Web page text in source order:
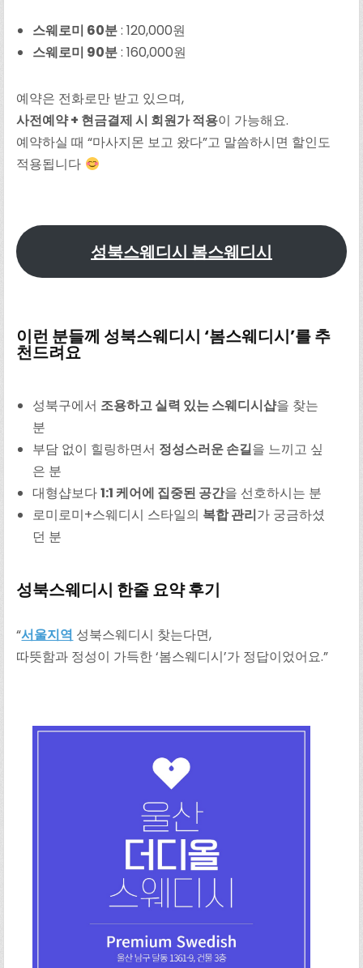
스웨로미 60분: 120,000원
스웨로미 90분: 160,000원
예약은 전화로만 받고 있으며,
사전예약 + 현금결제 시 회원가 적용이 가능해요.
예약하실 때 “마사지몬 보고 왔다”고 말씀하시면 할인도
적용됩니다
성북스웨디시 봄스웨디시
이런 분들께 성북스웨디시 ‘봄스웨디시’를 추
천드려요
성북구에서 조용하고 실력 있는 스웨디시샵을 찾는
분
부담 없이 힐링하면서 정성스러운 손길을 느끼고 싶
은 분
대형샵보다1:1 케어에 집중된 공간을 선호하시는 분
로미로미+스웨디시 스타일의 복합 관리가 궁금하셨
던 분
성북스웨디시 한줄 요약 후기
“서울지역 성북스웨디시 찾는다면,
따뜻함과 정성이 가득한 ‘봄스웨디시’가 정답이었어요.”